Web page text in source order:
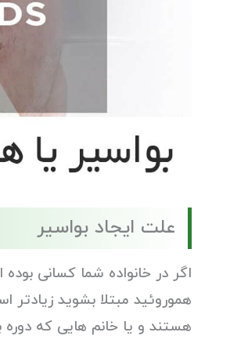
علت ایجاد بواسیر
اگر در خانواده شما کسانی
هموروئید مبتلا بشوید
هستند و یا خانم هایی که دوره